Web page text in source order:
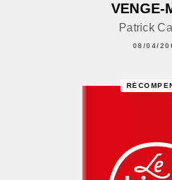
VENGE-
Patrick
08/04/